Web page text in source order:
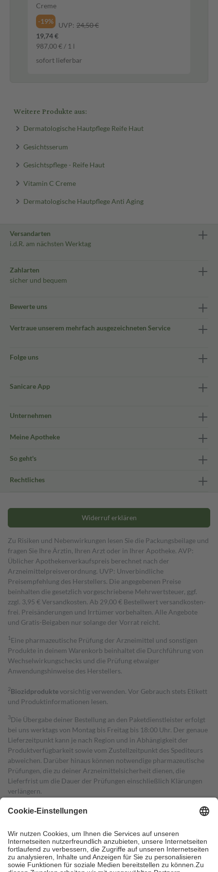
Creme
-19%
UVP: 24,50 €
19,74 €
987,00 € / 1 l
sofort lieferbar
Weitere Produkte aus:
Dermatologische Hautpflege Reife Haut
Gesichtsserum
Gesichtspflege - Reife Haut
Vitamin C Creme
Dermatologische Hautpflege Anti Aging
Versandarten
i.d.R. am nächsten Werktag
Zahlarten
sicher und bequem
Bewerte uns
Vertraue unserem mehrfach ausgezeichneten Service
Folge uns
Sanicare App
Unternehmen
Meine Apotheke
So geht's
Rechtliches
Widerruf erklären
Zu Risiken und Nebenwirkungen lesen Sie die Packungsbeilage und
fragen Sie Ihre Ärztin, Ihren Arzt oder in Ihrer Apotheke. AVP:
Üblicher Apothekenverkaufspreis berechnet nach der
Arzneimittelpreisverordnung. UVP: Unverbindliche
Preisempfehlung des Herstellers. Die angegebenen Preise
beinhalten die gesetzlich vorgeschriebene Mehrwertsteuer, ggf.
zzgl. 3,95 € Versandkosten. Ab 29,00 € Bestell­wert versand­kosten­
frei. Preisänderungen und Irrtümer vorbehalten. Alle Angebote
und Gratis-Beigaben nur solange der Vorrat reicht.
1 Eine pharmazeutische Prüfung der Arzneimittel und sonstigen
Produkte in deinem Warenkorb beinhaltet die Durchführung von
Wechselwirkungschecks und die Prüfung etwaiger
Anwendungshinweise des Herstellers.
2Biozidproduktevorsichtig verwenden. Vor Gebrauch stets Etikett
und Produktinformationen lesen.
3Die Übergabe deiner Bestellung an den Paketdienstleister erfolgt
bei uns werktags von Montag bis Freitag bis 18:00 Uhr. Der genaue
Lieferzeitpunkt kann je nach Region und in Abhängigkeit der
Produktverfügbarkeit sowie vom Zustellzeitpunkt des Spediteurs
abweichen. Darüber hinaus können notwendige pharmazeutische
Prüfungen, die zu deiner Arzneimittelsicherheit dienen, die
Lieferfrist um die Dauer der Prüfungen einschließlich Klärungen
verlängern.
4Für verschreibungspflichtige Medikamente stellt der Arzt ein
gesetzliche Krankenversicherung übernimmt in der Regel die
Kosten dafür, der Versicherte trägt einen Teil davon als Zuzahlung
mit.
Grundsätzlich leisten Mitglieder Zuzahlungen in Höhe von zehn
Prozent des Abgabepreises,mindestensjedochfünf Euro